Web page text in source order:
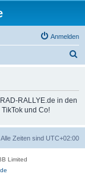
Anmelden
RALLYE.de in den
und Co!
Alle Zeiten sind UTC+02:00
Limited